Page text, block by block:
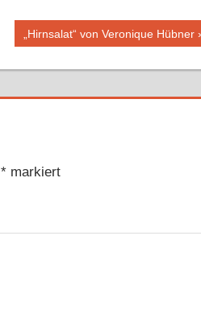
Nächster
„Hirnsalat“ von Veronique Hübner
*markiert